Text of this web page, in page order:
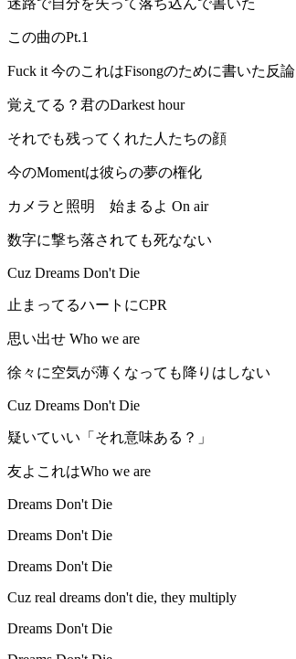
迷路で自分を失って落ち込んで書いた
この曲のPt.1
Fuck it 今のこれはFisongのために書いた反論
覚えてる？君のDarkest hour
それでも残ってくれた人たちの顔
今のMomentは彼らの夢の権化
カメラと照明 始まるよ On air
数字に撃ち落されても死なない
Cuz Dreams Don't Die
止まってるハートにCPR
思い出せ Who we are
徐々に空気が薄くなっても降りはしない
Cuz Dreams Don't Die
疑いていい「それ意味ある？」
友よこれはWho we are
Dreams Don't Die
Dreams Don't Die
Dreams Don't Die
Cuz real dreams don't die, they multiply
Dreams Don't Die